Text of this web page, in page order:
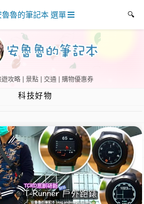
攻略 | 景點 | 交通 | 購物優惠券
魯魯的筆記本 選單
科技好物